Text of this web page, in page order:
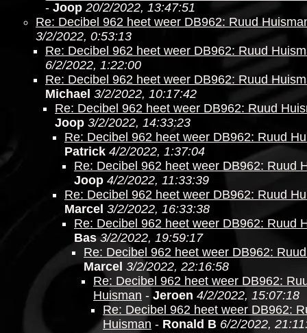
- Joop 20/2/2022, 13:47:51
Re: Decibel 962 heet weer DB962: Ruud
3/2/2022, 0:53:13
Re: Decibel 962 heet weer DB962: Ruud
6/2/2022, 1:22:00
Re: Decibel 962 heet weer DB962: Ruud
Michael 3/2/2022, 10:17:42
Re: Decibel 962 heet weer DB962: Ruud
Joop 3/2/2022, 14:33:23
Re: Decibel 962 heet weer DB962: Ruud
Patrick 4/2/2022, 1:37:04
Re: Decibel 962 heet weer DB962: Ruud
Joop 4/2/2022, 11:33:39
Re: Decibel 962 heet weer DB962: Ruud
Marcel 3/2/2022, 16:33:38
Re: Decibel 962 heet weer DB962: Ruud
Bas 3/2/2022, 19:59:17
Re: Decibel 962 heet weer DB962:
Marcel 3/2/2022, 22:16:58
Re: Decibel 962 heet weer DB962:
Huisman - Jeroen 4/2/2022, 15:07:18
Re: Decibel 962 heet weer DB962:
Huisman - Ronald B 6/2/2022,